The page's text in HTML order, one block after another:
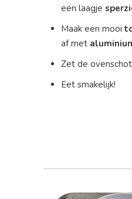
een laagje
Maak een mooi
af met
Zet de
Eet smakelijk!